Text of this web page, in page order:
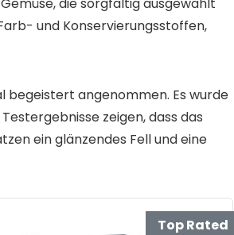
und Konservierungsstoffen,
begeistert angenommen. Es wurde
zeigen, dass das
ein glänzendes Fell und eine
Top Rated